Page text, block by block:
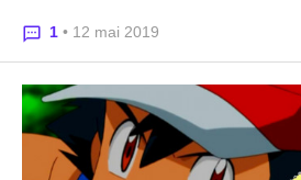
1 • 12 mai 2019